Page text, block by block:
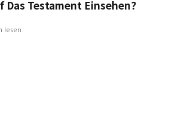
Das Testament Einsehen?
lesen